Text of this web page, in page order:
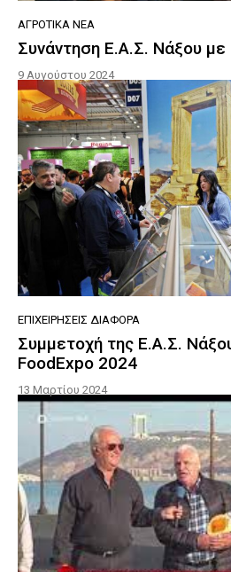
ΑΓΡΟΤΙΚΆ ΝΈΑ
Συνάντηση Ε.Α.Σ. Νάξου
9 Αυγούστου 2024
ΕΠΙΧΕΙΡΉΣΕΙΣ ΔΙΆΦΟΡΑ
Συμμετοχή της Ε.Α.Σ.
FoodExpo 2024
13 Μαρτίου 2024